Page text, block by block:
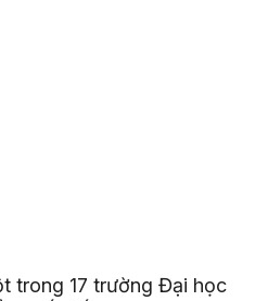
trong 17 trường Đại học